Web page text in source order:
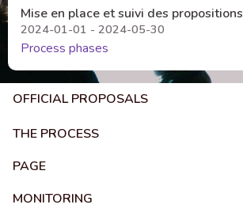
Mise en place et suivi des propositions
2024-01-01 - 2024-05-30
Process phases
OFFICIAL PROPOSALS
THE PROCESS
PAGE
MONITORING